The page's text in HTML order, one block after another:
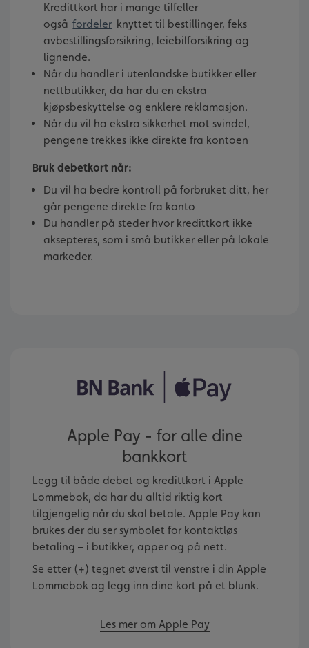
Kredittkort har i mange tilfeller
også fordeler knyttet til bestillinger, feks
avbestillingsforsikring, leiebilforsikring og
lignende.
Når du handler i utenlandske butikker eller
nettbutikker, da har du en ekstra
kjøpsbeskyttelse og enklere reklamasjon.
Når du vil ha ekstra sikkerhet mot svindel,
pengene trekkes ikke direkte fra kontoen
Bruk debetkort når:
Du vil ha bedre kontroll på forbruket ditt, her
går pengene direkte fra konto
Du handler på steder hvor kredittkort ikke
aksepteres, som i små butikker eller på lokale
markeder.
Apple Pay - for alle dine
bankkort
Legg til både debet og kredittkort i Apple
Lommebok, da har du alltid riktig kort
tilgjengelig når du skal betale. Apple Pay kan
brukes der du ser symbolet for kontaktløs
betaling – i butikker, apper og på nett.
Se etter (+) tegnet øverst til venstre i din Apple
Lommebok og legg inn dine kort på et blunk.
Les mer om Apple Pay